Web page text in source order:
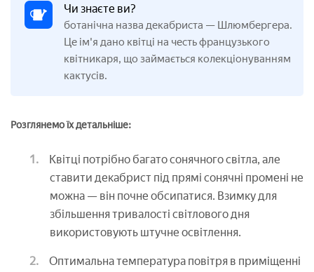
Чи знаєте ви?
ботанічна назва декабриста — Шлюмбергера.
Це ім'я дано квітці на честь французького
квітникаря, що займається колекціонуванням
кактусів.
Розглянемо їх детальніше:
Квітці потрібно багато сонячного світла, але
ставити декабрист під прямі сонячні промені не
можна — він почне обсипатися. Взимку для
збільшення тривалості світлового дня
використовують штучне освітлення.
Оптимальна температура повітря в приміщенні